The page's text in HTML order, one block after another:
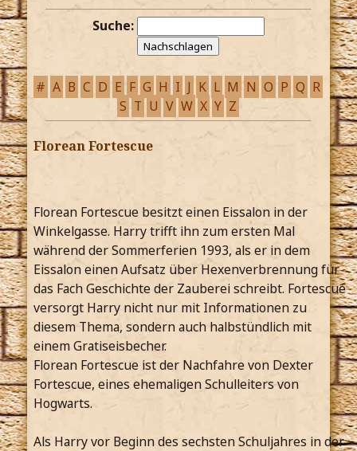
Suche:
# A B C D E F G H I J K L M N O P Q R
S T U V W X Y Z
Florean Fortescue
Florean Fortescue besitzt einen Eissalon in der
Winkelgasse. Harry trifft ihn zum ersten Mal
während der Sommerferien 1993, als er in dem
Eissalon einen Aufsatz über Hexenverbrennung für
das Fach Geschichte der Zauberei schreibt. Fortescue
versorgt Harry nicht nur mit Informationen zu
diesem Thema, sondern auch halbstündlich mit
einem Gratiseisbecher.
Florean Fortescue ist der Nachfahre von Dexter
Fortescue, eines ehemaligen Schulleiters von
Hogwarts.
Als Harry vor Beginn des sechsten Schuljahres in der